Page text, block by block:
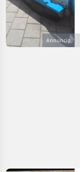
Annuncio